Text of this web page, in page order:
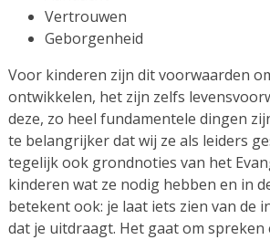
Vertrouwen
Geborgenheid
Voor kinderen zijn dit voorwaarden
ontwikkelen, het zijn zelfs
deze, zo heel fundamentele dingen
te belangrijker dat wij ze als leiders
tegelijk ook grondnoties van het
kinderen wat ze nodig hebben en in
betekent ook: je laat iets zien van de
dat je uitdraagt. Het gaat om spreken